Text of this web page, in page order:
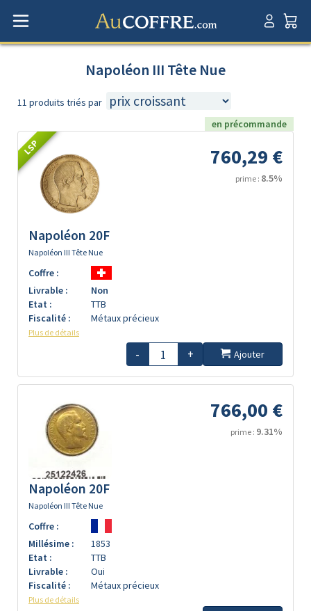
Napoléon III Tête Nue
11 produits triés par
en précommande
LSP 760,29 €
prime : 8.5%
Napoléon 20F
Napoléon III Tête Nue
Coffre :
Livrable :
Non
Etat :
TTB
Fiscalité :
Métaux précieux
Plus de détails
- + Ajouter
766,00 €
prime : 9.31%
Napoléon 20F
Napoléon III Tête Nue
Coffre :
Millésime :
1853
Etat :
TTB
Livrable :
Oui
Fiscalité :
Métaux précieux
Plus de détails